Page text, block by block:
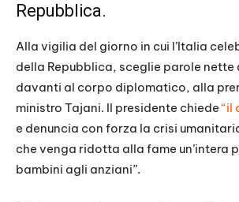
Repubblica.
Alla vigilia del giorno in cui l’Italia
della Repubblica, sceglie parole nette
davanti al corpo diplomatico, alla
ministro Tajani. Il presidente chiede“il
e denuncia con forza la crisi
che venga ridotta alla fame un’intera
bambini agli anziani”.